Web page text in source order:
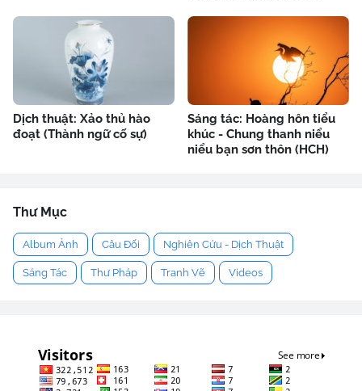
Dịch thuật: Xảo thủ hào
đoạt (Thành ngữ cố sự)
Sáng tác: Hoàng hôn tiểu
khúc - Chung thanh niểu
niểu bạn sơn thôn (HCH)
Thư Mục
Album Ảnh Câu Đối Nghiên Cứu - Dịch Thuật
Sáng Tác Thư Pháp Tranh Vẽ Videos